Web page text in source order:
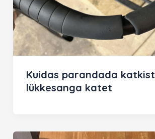
Kuidas parandada katkist
lükkesanga katet